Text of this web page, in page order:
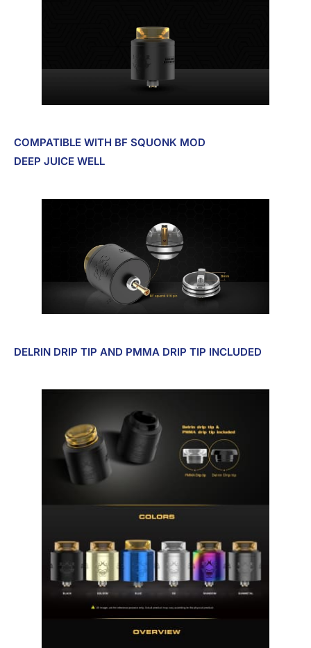
COMPATIBLE WITH BF SQUONK MOD
DEEP JUICE WELL
DELRIN DRIP TIP AND PMMA DRIP TIP INCLUDED